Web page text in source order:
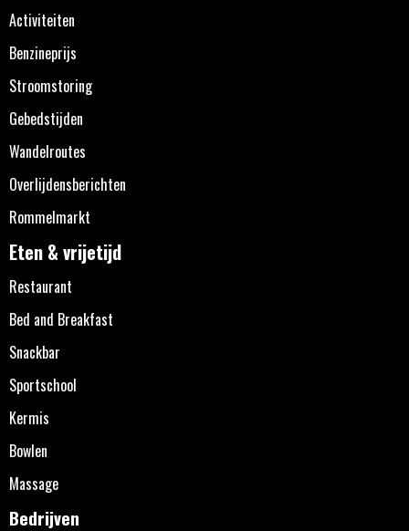
Activiteiten
Benzineprijs
Stroomstoring
Gebedstijden
Wandelroutes
Overlijdensberichten
Rommelmarkt
Eten & vrijetijd
Restaurant
Bed and Breakfast
Snackbar
Sportschool
Kermis
Bowlen
Massage
Bedrijven